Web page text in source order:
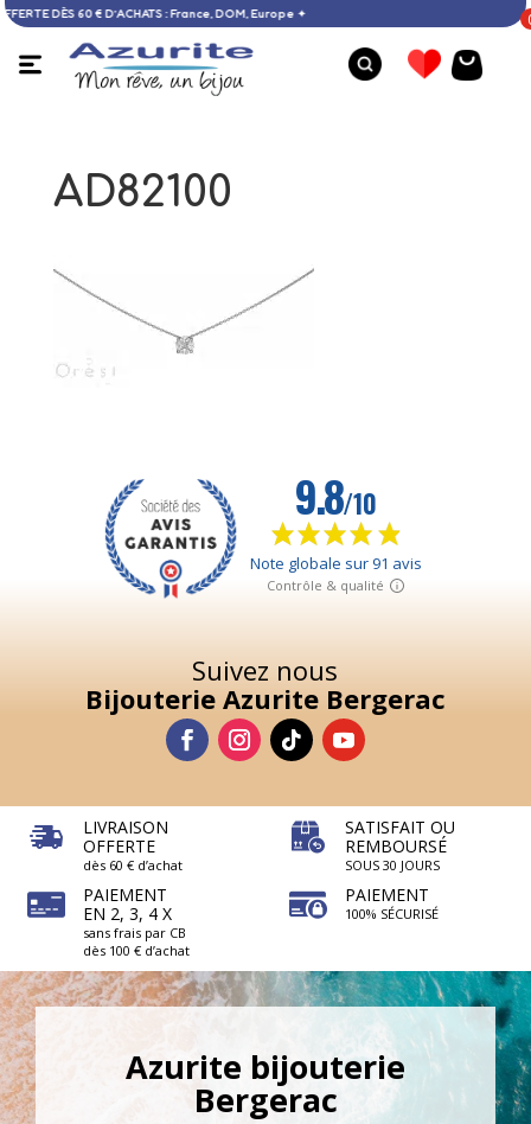
DÈS 60 € D’ACHATS : France, DOM, Europe ✦
AD82100
Suivez nous
Bijouterie Azurite Bergerac
LIVRAISON
OFFERTE
dès 60 € d’achat
PAIEMENT
EN 2, 3, 4 X
sans frais par CB
dès 100 € d’achat
SATISFAIT OU
REMBOURSÉ
SOUS 30 JOURS
PAIEMENT
100% SÉCURISÉ
Azurite bijouterie
Bergerac
Collier tagua - 50 %
19,50€ + AJOUTER